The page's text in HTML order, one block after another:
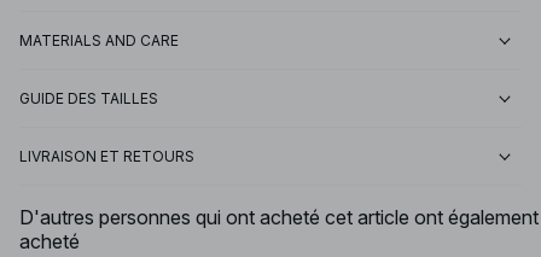
MATERIALS AND CARE
GUIDE DES TAILLES
LIVRAISON ET RETOURS
D'autres personnes qui ont acheté cet article ont également
acheté